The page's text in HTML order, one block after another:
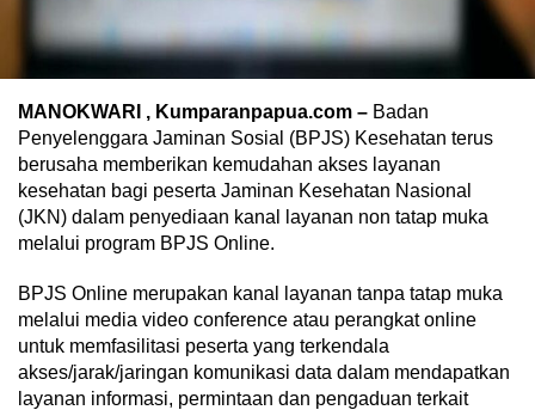
MANOKWARI , Kumparanpapua.com – Badan
Penyelenggara Jaminan Sosial (BPJS) Kesehatan terus
berusaha memberikan kemudahan akses layanan
kesehatan bagi peserta Jaminan Kesehatan Nasional
(JKN) dalam penyediaan kanal layanan non tatap muka
melalui program BPJS Online.
BPJS Online merupakan kanal layanan tanpa tatap muka
melalui media video conference atau perangkat online
untuk memfasilitasi peserta yang terkendala
akses/jarak/jaringan komunikasi data dalam mendapatkan
layanan informasi, permintaan dan pengaduan terkait